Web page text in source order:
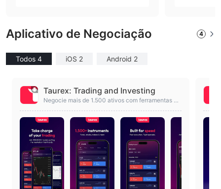
Aplicativo de Negociação 4
Todos 4 iOS 2 Android 2
Taurex: Trading and Investing
Negocie mais de 1.500 ativos com ferramentas e